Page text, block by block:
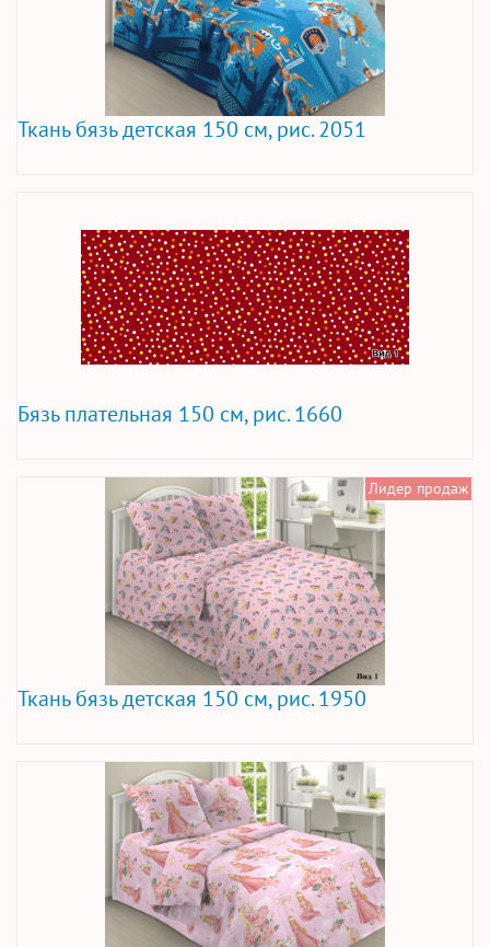
Ткань бязь детская 150 см, рис. 2051
Бязь плательная 150 см, рис. 1660
Лидер продаж
Ткань бязь детская 150 см, рис. 1950